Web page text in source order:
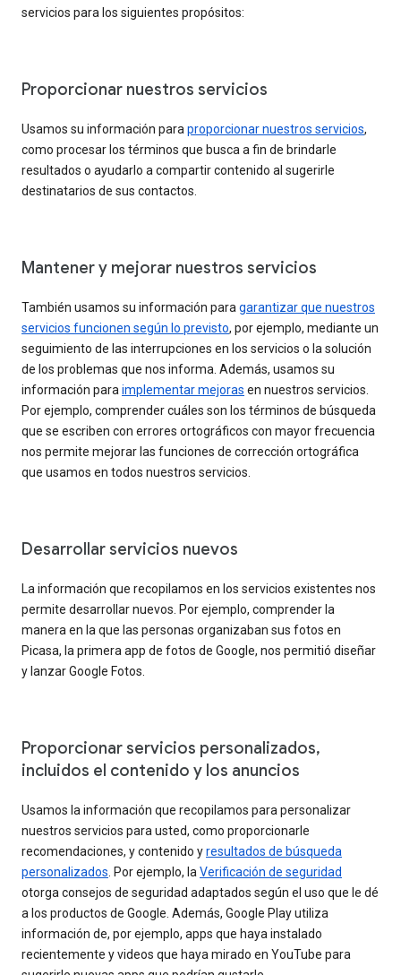
servicios para los siguientes propósitos:
Proporcionar nuestros servicios
Usamos su información para proporcionar nuestros servicios,
como procesar los términos que busca a fin de brindarle
resultados o ayudarlo a compartir contenido al sugerirle
destinatarios de sus contactos.
Mantener y mejorar nuestros servicios
También usamos su información para garantizar que nuestros
servicios funcionen según lo previsto, por ejemplo, mediante un
seguimiento de las interrupciones en los servicios o la solución
de los problemas que nos informa. Además, usamos su
información para implementar mejoras en nuestros servicios.
Por ejemplo, comprender cuáles son los términos de búsqueda
que se escriben con errores ortográficos con mayor frecuencia
nos permite mejorar las funciones de corrección ortográfica
que usamos en todos nuestros servicios.
Desarrollar servicios nuevos
La información que recopilamos en los servicios existentes nos
permite desarrollar nuevos. Por ejemplo, comprender la
manera en la que las personas organizaban sus fotos en
Picasa, la primera app de fotos de Google, nos permitió diseñar
y lanzar Google Fotos.
Proporcionar servicios personalizados,
incluidos el contenido y los anuncios
Usamos la información que recopilamos para personalizar
nuestros servicios para usted, como proporcionarle
recomendaciones, y contenido yresultados de búsqueda
personalizados . Por ejemplo, la Verificación de seguridad
otorga consejos de seguridad adaptados según el uso que le dé
a los productos de Google. Además, Google Play utiliza
información de, por ejemplo, apps que haya instalado
recientemente y videos que haya mirado en YouTube para